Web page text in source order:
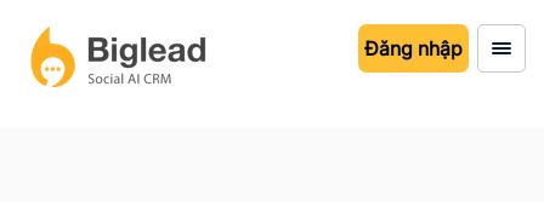
Đăng nhập